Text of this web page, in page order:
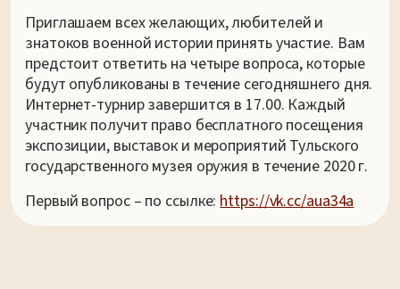
Приглашаем всех желающих, любителей и
знатоков военной истории принять участие. Вам
предстоит ответить на четыре вопроса, которые
будут опубликованы в течение сегодняшнего дня.
Интернет-турнир завершится в 17.00. Каждый
участник получит право бесплатного посещения
экспозиции, выставок и мероприятий Тульского
государственного музея оружия в течение 2020 г.
Первый вопрос – по ссылке: https://vk.cc/aua34a